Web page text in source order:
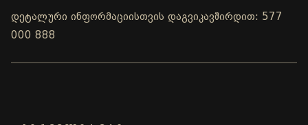
დეტალური ინფორმაციისთვის დაგვიკავშირდით: 577
000 888